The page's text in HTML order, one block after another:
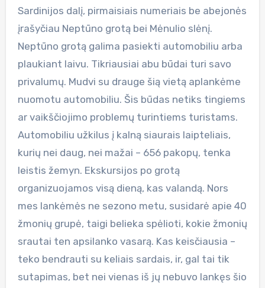
Sardinijos dalį, pirmaisiais numeriais be abejonės
įrašyčiau Neptūno grotą bei Mėnulio slėnį.
Neptūno grotą galima pasiekti automobiliu arba
plaukiant laivu. Tikriausiai abu būdai turi savo
privalumų. Mudvi su drauge šią vietą aplankėme
nuomotu automobiliu. Šis būdas netiks tingiems
ar vaikščiojimo problemų turintiems turistams.
Automobiliu užkilus į kalną siaurais laipteliais,
kurių nei daug, nei mažai – 656 pakopų, tenka
leistis žemyn. Ekskursijos po grotą
organizuojamos visą dieną, kas valandą. Nors
mes lankėmės ne sezono metu, susidarė apie 40
žmonių grupė, taigi belieka spėlioti, kokie žmonių
srautai ten apsilanko vasarą. Kas keisčiausia –
teko bendrauti su keliais sardais, ir, gal tai tik
sutapimas, bet nei vienas iš jų nebuvo lankęs šio